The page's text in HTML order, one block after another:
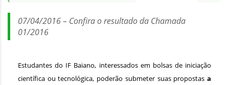
07/04/2016 – Confira o resultado da Chamada
01/2016
Estudantes do IF Baiano, interessados em bolsas de iniciação
científica ou tecnológica, poderão submeter suas propostas a